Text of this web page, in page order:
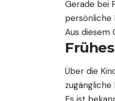
Gerade bei
persönliche
Aus diesem
Über die